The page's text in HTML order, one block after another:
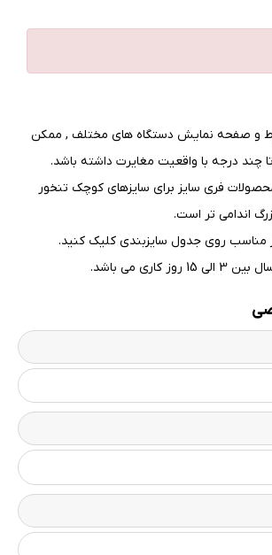
و صفحه نمایش دستگاه های مختلف , ممکن
درجه با واقعیت مغایرت داشته باشد.
فری سایز برای سایزهای کوچک تنخور
اندامی تر است.
مناسب روی جدول سایزبندی کلیک کنید.
کاری می باشد.